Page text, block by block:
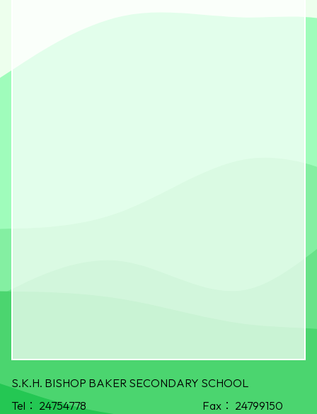
S.K.H. BISHOP BAKER SECONDARY SCHOOL
Tel： 24754778 Fax： 24799150